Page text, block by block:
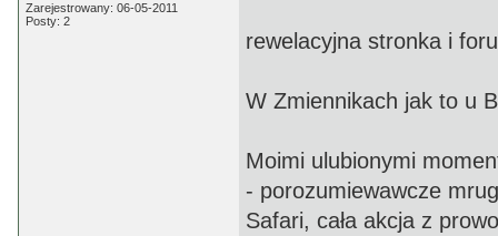
Zarejestrowany: 06-05-2011
Posty: 2
rewelacyjna stronka i
W Zmiennikach jak to u
Moimi ulubionymi
- porozumiewawcze
Safari, cała akcja z